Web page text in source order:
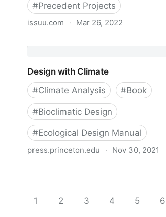
#Precedent Projects
issuu.com · Mar 26, 2022
Design with Climate
#Climate Analysis #Book
#Bioclimatic Design
#Ecological Design Manual
press.princeton.edu · Nov 30, 2021
1 2 3 4 5 6